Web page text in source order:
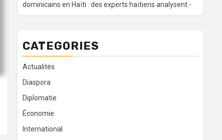
dominicains en Haïti : des experts haïtiens analysent.-
CATEGORIES
Actualités
Diaspora
Diplomatie
Économie
International